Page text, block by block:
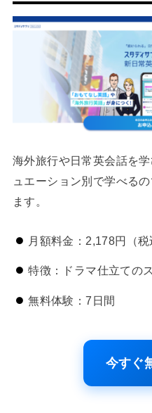
海外旅行や日常英会話を
ュエーション別で学べる
ます。
月額料金：2,178円（税
特徴：ドラマ仕立ての
無料体験：7日間
今すぐ